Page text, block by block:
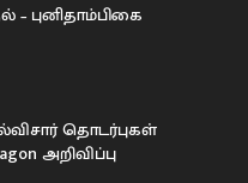
புனிதாம்பிகை
தொடர்புகள்
அறிவிப்பு